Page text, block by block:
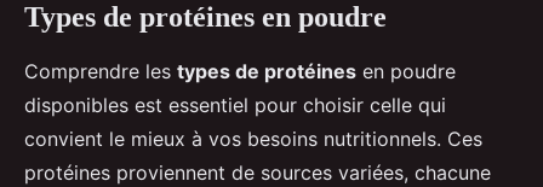
Types de protéines en poudre
Comprendre les types de protéines en poudre
disponibles est essentiel pour choisir celle qui
convient le mieux à vos besoins nutritionnels. Ces
protéines proviennent de sources variées, chacune